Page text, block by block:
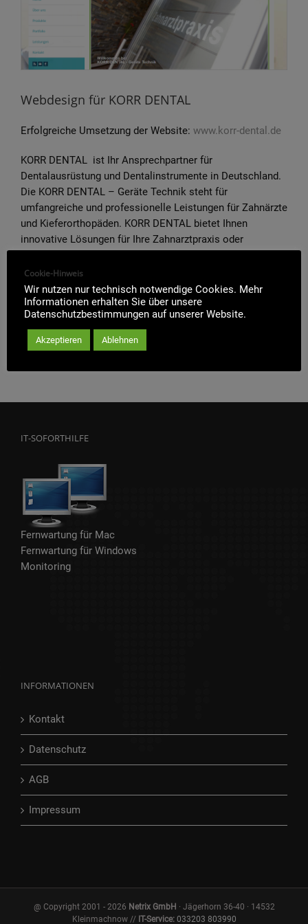
Bild
Webdesign für KORR DENTAL
Erfolgreiche Umsetzung der Website: www.korr-dental.de
KORR DENTAL ist Ihr Ansprechpartner für
Dentalausrüstung und Dentalinstrumente in Deutschland.
Die KORR DENTAL – Geräte Technik steht für
umfangreiche und professionelle Leistungen für Zahnärzte
und Kieferorthopäden. KORR DENTAL bietet Ihnen
innovative Lösungen für Ihre Zahnarztpraxis oder
Referenz,Webdesign
IT-SOFORTHILFE
Fernwartung für Mac
Fernwartung für Windows
Monitoring
INFORMATIONEN
Kontakt
Datenschutz
AGB
Impressum
@ Copyright 2001 - 2026 Netrix GmbH · Jägerhorn 36-40 · 14532
Kleinmachnow // IT-Service: 033203 803990
Cookie-Hinweis
Wir nutzen nur technisch notwendige Cookies. Mehr
Informationen erhalten Sie über unsere
Datenschutzbestimmungen auf unserer Website.
Akzeptieren Ablehnen